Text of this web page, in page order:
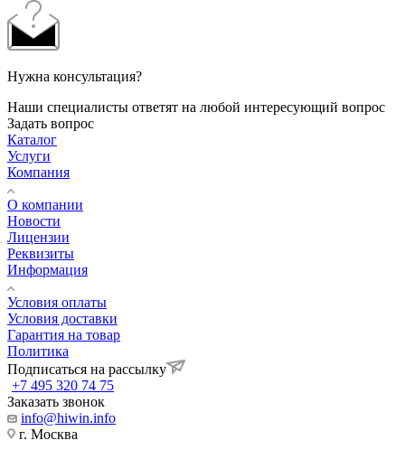
Нужна консультация?
Наши специалисты ответят на любой интересующий вопрос
Задать вопрос
Каталог
Услуги
Компания
О компании
Новости
Лицензии
Реквизиты
Информация
Условия оплаты
Условия доставки
Гарантия на товар
Политика
Подписаться на рассылку
+7 495 320 74 75
Заказать звонок
info@hiwin.info
г. Москва